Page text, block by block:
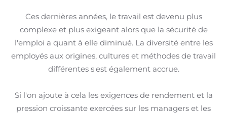
Ces dernières années, le travail est devenu plus
complexe et plus exigeant alors que la sécurité de
l'emploi a quant à elle diminué. La diversité entre les
employés aux origines, cultures et méthodes de travail
différentes s'est également accrue.
Si l'on ajoute à cela les exigences de rendement et la
pression croissante exercées sur les managers et les